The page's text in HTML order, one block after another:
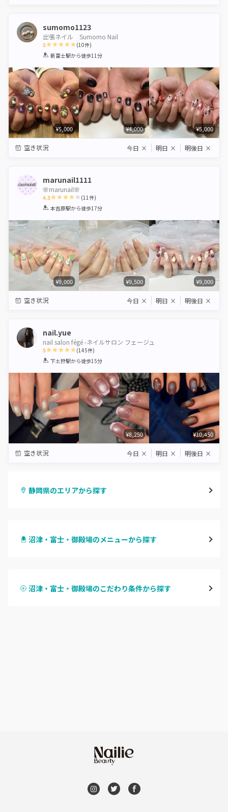
sumomo1123
出張ネイル Sumomo Nail
5
1 2 3 4 5
(10件)
新富士駅から徒歩11分
¥5,000 ¥4,000 ¥5,000
空き状況 今日 × 明日 × 明後日 ×
marunail1111
🌸marunail🌸
4.3
1 2 3 4 5
(11件)
本吉原駅から徒歩17分
¥9,000 ¥9,500 ¥9,000
空き状況 今日 × 明日 × 明後日 ×
nail.yue
nail salon fégé -ネイルサロン フェージュ
5
1 2 3 4 5
(145件)
下土狩駅から徒歩15分
¥8,250 ¥10,450
空き状況 今日 × 明日 × 明後日 ×
静岡県のエリアから探す
浜松
沼津・富士・御殿場のメニューから探す
ハンドスカルプ
沼津・富士・御殿場のこだわり条件から探す